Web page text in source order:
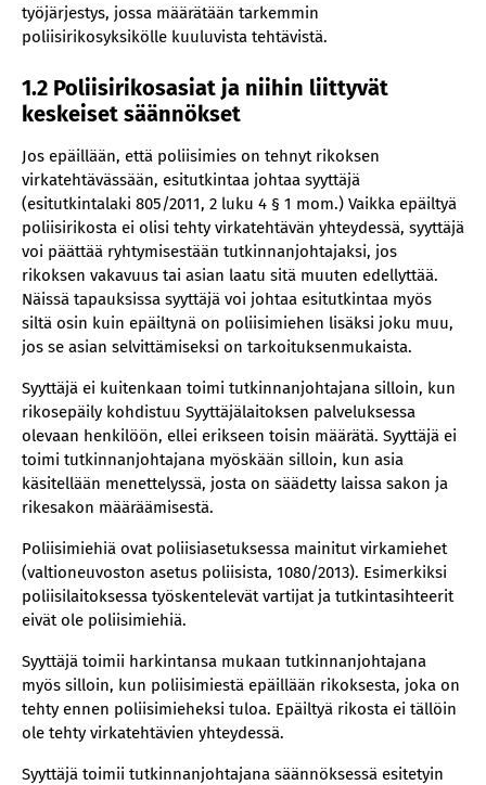
työjärjestys, jossa määrätään tarkemmin
poliisirikosyksikölle kuuluvista tehtävistä.
1.2 Poliisirikosasiat ja niihin liittyvät
keskeiset säännökset
Jos epäillään, että poliisimies on tehnyt rikoksen
virkatehtävässään, esitutkintaa johtaa syyttäjä
(esitutkintalaki 805/2011, 2 luku 4 § 1 mom.) Vaikka epäiltyä
poliisirikosta ei olisi tehty virkatehtävän yhteydessä, syyttäjä
voi päättää ryhtymisestään tutkinnanjohtajaksi, jos
rikoksen vakavuus tai asian laatu sitä muuten edellyttää.
Näissä tapauksissa syyttäjä voi johtaa esitutkintaa myös
siltä osin kuin epäiltynä on poliisimiehen lisäksi joku muu,
jos se asian selvittämiseksi on tarkoituksenmukaista.
Syyttäjä ei kuitenkaan toimi tutkinnanjohtajana silloin, kun
rikosepäily kohdistuu Syyttäjälaitoksen palveluksessa
olevaan henkilöön, ellei erikseen toisin määrätä. Syyttäjä ei
toimi tutkinnanjohtajana myöskään silloin, kun asia
käsitellään menettelyssä, josta on säädetty laissa sakon ja
rikesakon määräämisestä.
Poliisimiehiä ovat poliisiasetuksessa mainitut virkamiehet
(valtioneuvoston asetus poliisista, 1080/2013). Esimerkiksi
poliisilaitoksessa työskentelevät vartijat ja tutkintasihteerit
eivät ole poliisimiehiä.
Syyttäjä toimii harkintansa mukaan tutkinnanjohtajana
myös silloin, kun poliisimiestä epäillään rikoksesta, joka on
tehty ennen poliisimieheksi tuloa. Epäiltyä rikosta ei tällöin
ole tehty virkatehtävien yhteydessä.
Syyttäjä toimii tutkinnanjohtajana säännöksessä esitetyin